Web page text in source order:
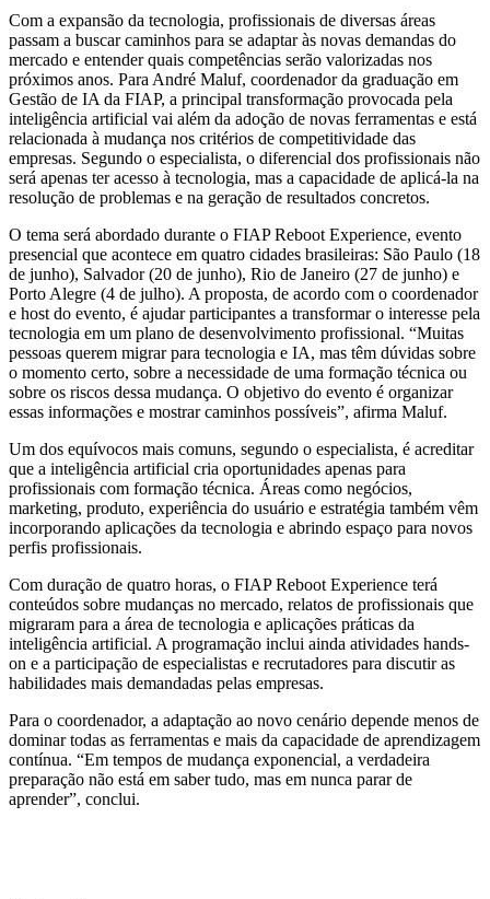
Com a expansão da tecnologia, profissionais de diversas áreas
passam a buscar caminhos para se adaptar às novas demandas do
mercado e entender quais competências serão valorizadas nos
próximos anos. Para André Maluf, coordenador da graduação em
Gestão de IA da FIAP, a principal transformação provocada pela
inteligência artificial vai além da adoção de novas ferramentas e está
relacionada à mudança nos critérios de competitividade das
empresas. Segundo o especialista, o diferencial dos profissionais não
será apenas ter acesso à tecnologia, mas a capacidade de aplicá-la na
resolução de problemas e na geração de resultados concretos.
O tema será abordado durante o FIAP Reboot Experience, evento
presencial que acontece em quatro cidades brasileiras: São Paulo (18
de junho), Salvador (20 de junho), Rio de Janeiro (27 de junho) e
Porto Alegre (4 de julho). A proposta, de acordo com o coordenador
e host do evento, é ajudar participantes a transformar o interesse pela
tecnologia em um plano de desenvolvimento profissional. “Muitas
pessoas querem migrar para tecnologia e IA, mas têm dúvidas sobre
o momento certo, sobre a necessidade de uma formação técnica ou
sobre os riscos dessa mudança. O objetivo do evento é organizar
essas informações e mostrar caminhos possíveis”, afirma Maluf.
Um dos equívocos mais comuns, segundo o especialista, é acreditar
que a inteligência artificial cria oportunidades apenas para
profissionais com formação técnica. Áreas como negócios,
marketing, produto, experiência do usuário e estratégia também vêm
incorporando aplicações da tecnologia e abrindo espaço para novos
perfis profissionais.
Com duração de quatro horas, o FIAP Reboot Experience terá
conteúdos sobre mudanças no mercado, relatos de profissionais que
migraram para a área de tecnologia e aplicações práticas da
inteligência artificial. A programação inclui ainda atividades hands-
on e a participação de especialistas e recrutadores para discutir as
habilidades mais demandadas pelas empresas.
Para o coordenador, a adaptação ao novo cenário depende menos de
dominar todas as ferramentas e mais da capacidade de aprendizagem
contínua. “Em tempos de mudança exponencial, a verdadeira
preparação não está em saber tudo, mas em nunca parar de
aprender”, conclui.